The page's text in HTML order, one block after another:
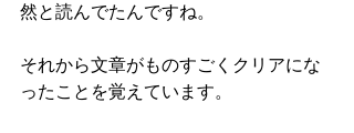
然と読んでたんですね。
それから文章がものすごくクリアにな
ったことを覚えています。